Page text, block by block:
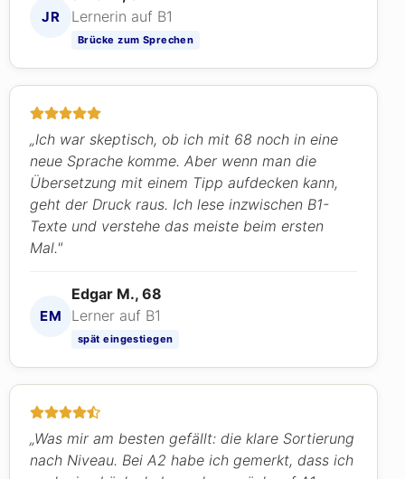
JR
Lernerin auf B1
Brücke zum Sprechen
„Ich war skeptisch, ob ich mit 68 noch in eine
neue Sprache komme. Aber wenn man die
Übersetzung mit einem Tipp aufdecken kann,
geht der Druck raus. Ich lese inzwischen B1-
Texte und verstehe das meiste beim ersten
Mal."
EM
Edgar M., 68
Lerner auf B1
spät eingestiegen
„Was mir am besten gefällt: die klare Sortierung
nach Niveau. Bei A2 habe ich gemerkt, dass ich